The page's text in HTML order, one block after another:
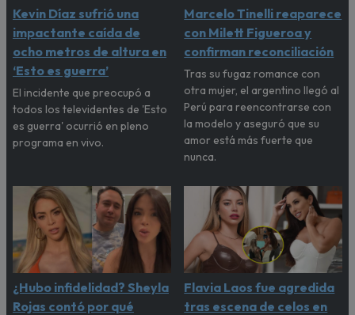
Kevin Díaz sufrió una
impactante caída de
ocho metros de altura en
‘Esto es guerra’
El incidente que preocupó a
todos los televidentes de 'Esto
es guerra' ocurrió en pleno
programa en vivo.
Marcelo Tinelli reaparece
con Milett Figueroa y
confirman reconciliación
Tras su fugaz romance con
otra mujer, el argentino llegó al
Perú para reencontrarse con
la modelo y aseguró que su
amor está más fuerte que
nunca.
¿Hubo infidelidad? Sheyla
Rojas contó por qué
Flavia Laos fue agredida
tras escena de celos en